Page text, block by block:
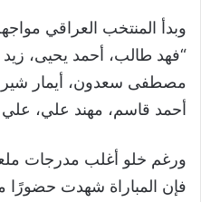
وبدأ المنتخب العراقي مواجهة
“فهد طالب، أحمد يحيى،
مصطفى سعدون، أيمار شير،
أحمد قاسم، مهند علي،
ورغم خلو أغلب مدرجات
فإن المباراة شهدت حضورًا